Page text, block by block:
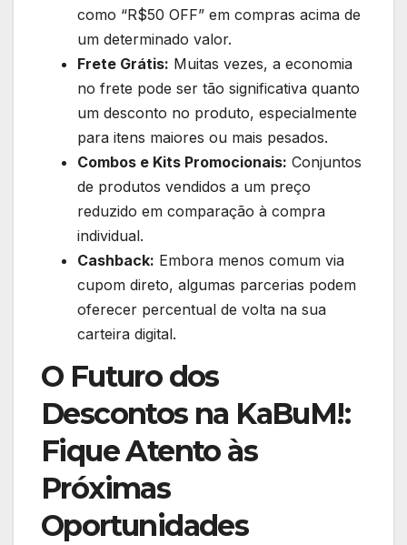
como “R$50 OFF” em compras acima de
um determinado valor.
Frete Grátis: Muitas vezes, a economia
no frete pode ser tão significativa quanto
um desconto no produto, especialmente
para itens maiores ou mais pesados.
Combos e Kits Promocionais: Conjuntos
de produtos vendidos a um preço
reduzido em comparação à compra
individual.
Cashback: Embora menos comum via
cupom direto, algumas parcerias podem
oferecer percentual de volta na sua
carteira digital.
O Futuro dos
Descontos na KaBuM!:
Fique Atento às
Próximas
Oportunidades